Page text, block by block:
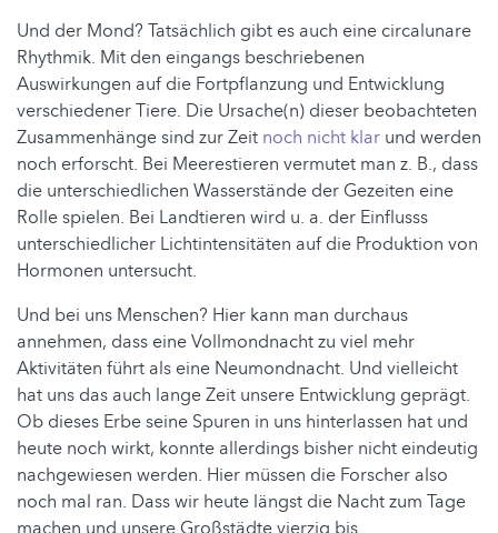
Und der Mond? Tatsächlich gibt es auch eine circalunare
Rhythmik. Mit den eingangs beschriebenen
Auswirkungen auf die Fortpflanzung und Entwicklung
verschiedener Tiere. Die Ursache(n) dieser beobachteten
Zusammenhänge sind zur Zeit noch nicht klar und werden
noch erforscht. Bei Meerestieren vermutet man z. B., dass
die unterschiedlichen Wasserstände der Gezeiten eine
Rolle spielen. Bei Landtieren wird u. a. der Einflusss
unterschiedlicher Lichtintensitäten auf die Produktion von
Hormonen untersucht.
Und bei uns Menschen? Hier kann man durchaus
annehmen, dass eine Vollmondnacht zu viel mehr
Aktivitäten führt als eine Neumondnacht. Und vielleicht
hat uns das auch lange Zeit unsere Entwicklung geprägt.
Ob dieses Erbe seine Spuren in uns hinterlassen hat und
heute noch wirkt, konnte allerdings bisher nicht eindeutig
nachgewiesen werden. Hier müssen die Forscher also
noch mal ran. Dass wir heute längst die Nacht zum Tage